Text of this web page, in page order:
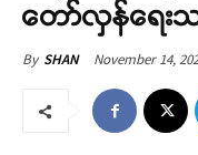
တော်လှန်ရေးသ
By SHAN November 14,